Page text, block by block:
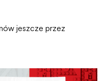
jeszcze przez